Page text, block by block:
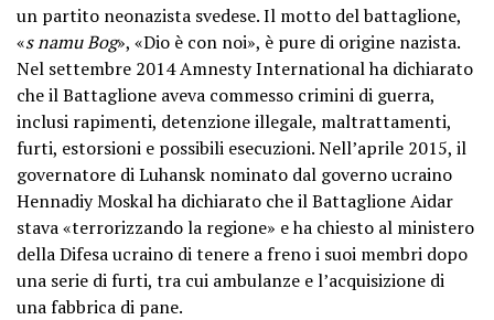
un partito neonazista svedese. Il motto del battaglione,
«s namu Bog», «Dio è con noi», è pure di origine nazista.
Nel settembre 2014 Amnesty International ha dichiarato
che il Battaglione aveva commesso crimini di guerra,
inclusi rapimenti, detenzione illegale, maltrattamenti,
furti, estorsioni e possibili esecuzioni. Nell’aprile 2015, il
governatore di Luhansk nominato dal governo ucraino
Hennadiy Moskal ha dichiarato che il Battaglione Aidar
stava «terrorizzando la regione» e ha chiesto al ministero
della Difesa ucraino di tenere a freno i suoi membri dopo
una serie di furti, tra cui ambulanze e l’acquisizione di
una fabbrica di pane.